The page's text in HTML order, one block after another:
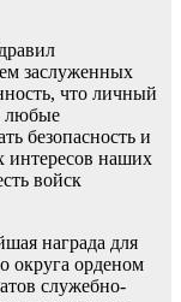
заслуженных
что личный
любые
безопасность и
интересов наших
войск
награда для
округа орденом
служебно-